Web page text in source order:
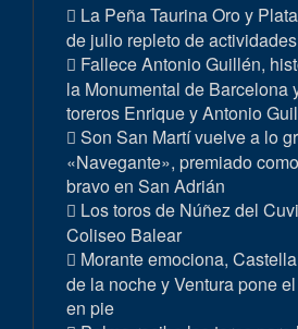
La Peña Taurina Oro y
de julio repleto de actividades
Fallece Antonio Guillén,
la Monumental de Barcelona
toreros Enrique y Antonio
Son San Martí vuelve a lo
«Navegante», premiado
bravo en San Adrián
Los toros de Núñez del
Coliseo Balear
Morante emociona,
de la noche y Ventura pone
en pie